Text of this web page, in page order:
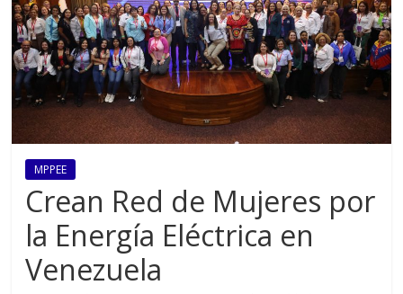
MPPEE
Crean Red de Mujeres por
la Energía Eléctrica en
Venezuela